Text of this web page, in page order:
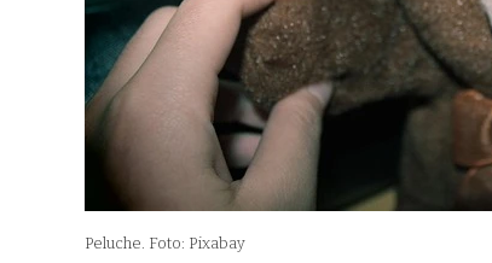
Peluche. Foto: Pixabay